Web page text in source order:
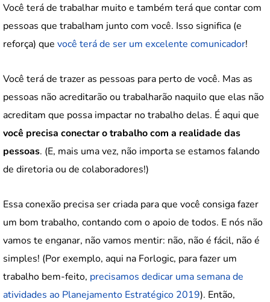
Você terá de trabalhar muito e também terá que contar com
pessoas que trabalham junto com você. Isso significa (e
reforça) que você terá de ser um excelente comunicador!
Você terá de trazer as pessoas para perto de você. Mas as
pessoas não acreditarão ou trabalharão naquilo que elas não
acreditam que possa impactar no trabalho delas. É aqui que
você precisa conectar o trabalho com a realidade das
pessoas. (E, mais uma vez, não importa se estamos falando
de diretoria ou de colaboradores!)
Essa conexão precisa ser criada para que você consiga fazer
um bom trabalho, contando com o apoio de todos. E nós não
vamos te enganar, não vamos mentir: não, não é fácil, não é
simples! (Por exemplo, aqui na Forlogic, para fazer um
trabalho bem-feito, precisamos dedicar uma semana de
atividades ao Planejamento Estratégico 2019). Então,